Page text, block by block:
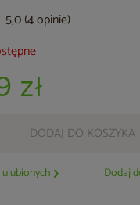
5,0 (4 opinie)
zł
DODAJ DO KOSZYKA
Dodaj